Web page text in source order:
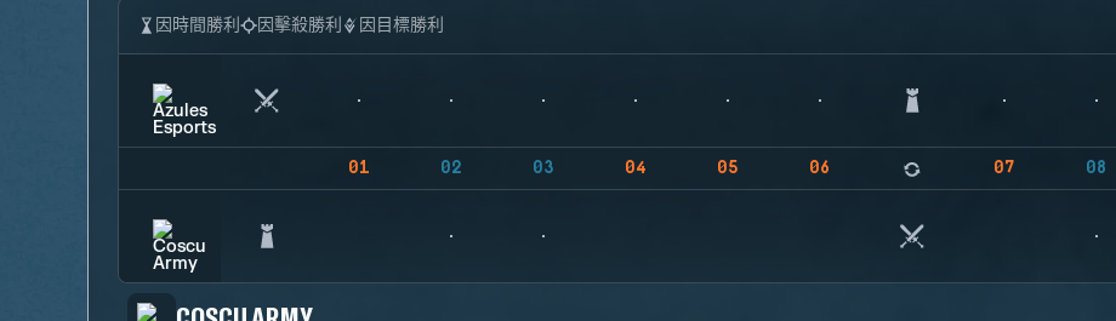
因時間勝利 因擊殺勝利 因目標勝利
01 02 03 04 05 06 07 08